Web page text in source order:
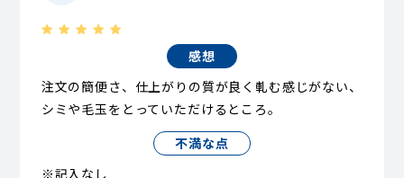
感想
注文の簡便さ、仕上がりの質が良く軋む感じがない、
シミや毛玉をとっていただけるところ。
不満な点
※記入なし